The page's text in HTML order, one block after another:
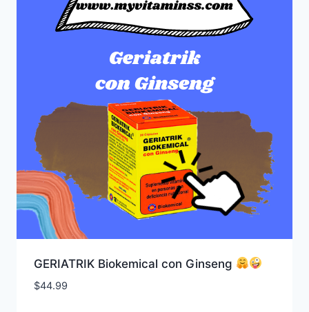
GERIATRIK Biokemical con Ginseng
$44.99